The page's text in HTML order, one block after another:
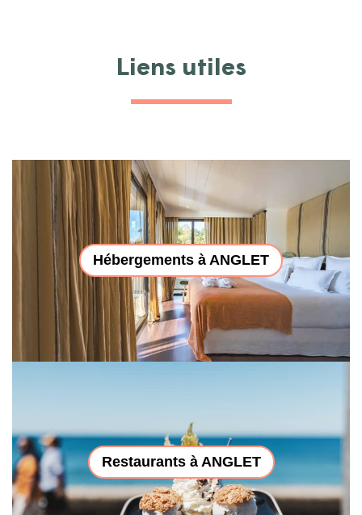
Liens utiles
Hébergements à ANGLET
Restaurants à ANGLET